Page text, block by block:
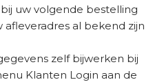
uw volgende bestelling
al bekend zijn
zelf bijwerken bij
Klanten Login aan de